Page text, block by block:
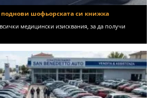
шофьорската си книжка
медицински изисквания, за да получи